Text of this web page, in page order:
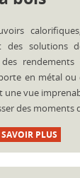
solutions
rendements
en métal
une vue
des moments
PLUS